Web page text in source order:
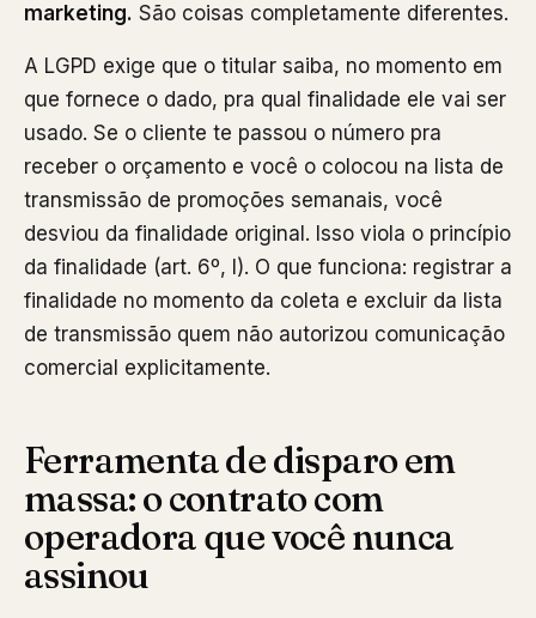
marketing. São coisas completamente diferentes.
A LGPD exige que o titular saiba, no momento em
que fornece o dado, pra qual finalidade ele vai ser
usado. Se o cliente te passou o número pra
receber o orçamento e você o colocou na lista de
transmissão de promoções semanais, você
desviou da finalidade original. Isso viola o princípio
da finalidade (art. 6º, I). O que funciona: registrar a
finalidade no momento da coleta e excluir da lista
de transmissão quem não autorizou comunicação
comercial explicitamente.
Ferramenta de disparo em
massa: o contrato com
operadora que você nunca
assinou